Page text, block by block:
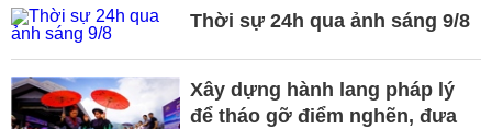
Thời sự 24h qua ảnh sáng 9/8
Xây dựng hành lang pháp lý
để tháo gỡ điểm nghẽn, đưa